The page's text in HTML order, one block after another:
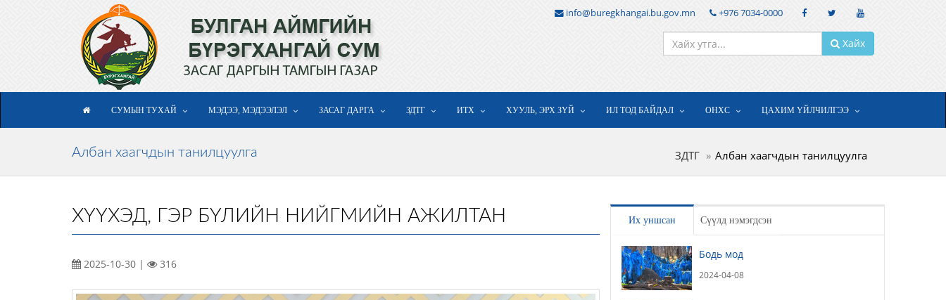
info@buregkhangai.bu.gov.mn +976 7034-0000
Хайх
СУМЫН ТУХАЙ МЭДЭЭ, МЭДЭЭЛЭЛ ЗАСАГ ДАРГА ЗДТГ ИТХ ХУУЛЬ, ЭРХ ЗҮЙ ИЛ ТОД БАЙДАЛ ОНХС ЦАХИМ ҮЙЛЧИЛГЭЭ
Албан хаагчдын танилцуулга ЗДТГ Албан хаагчдын танилцуулга
ХҮҮХЭД, ГЭР БҮЛИЙН НИЙГМИЙН АЖИЛТАН
2025-10-30 | 316
Их уншсан Сүүлд нэмэгдсэн
Бодь мод
2024-04-08